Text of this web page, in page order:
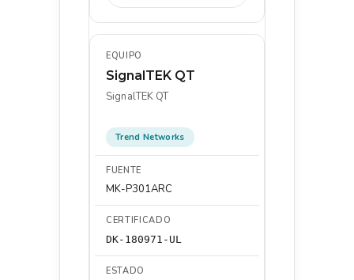
SignalTEK QT
SignalTEK QT
Trend Networks
MK-P301ARC
DK-180971-UL